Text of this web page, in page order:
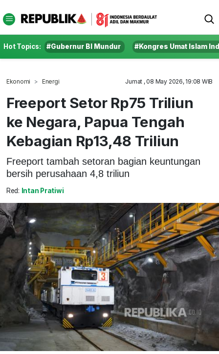
Hot Topics: #Gubernur BI Mundur #Kongres Umat Islam
Ekonomi Energi Jumat , 08 May 2026, 19:08 WIB
Freeport Setor Rp75 Triliun
ke Negara, Papua Tengah
Kebagian Rp13,48 Triliun
Freeport tambah setoran bagian keuntungan
bersih perusahaan 4,8 triliun
Red: Intan Pratiwi